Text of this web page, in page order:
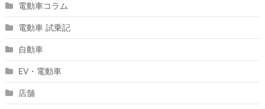
電動車コラム
電動車 試乗記
自動車
EV・電動車
店舗